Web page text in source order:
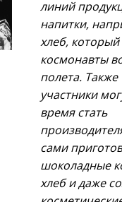
линий
напитки,
хлеб, который
космонавты
полета. Также
участники
время стать
сами
шоколадные
хлеб и даже